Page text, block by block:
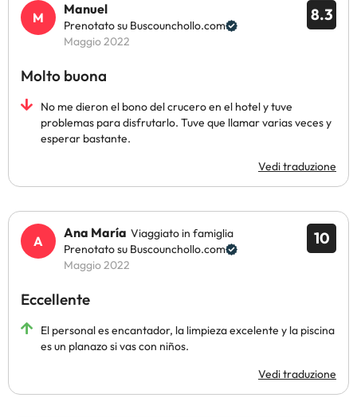
8.3
Manuel
Prenotato su Buscounchollo.com
Maggio 2022
Molto buona
No me dieron el bono del crucero en el hotel y tuve
problemas para disfrutarlo. Tuve que llamar varias veces y
esperar bastante.
Vedi traduzione
10
Ana María Viaggiato in famiglia
Prenotato su Buscounchollo.com
Maggio 2022
Eccellente
El personal es encantador, la limpieza excelente y la piscina
es un planazo si vas con niños.
Vedi traduzione